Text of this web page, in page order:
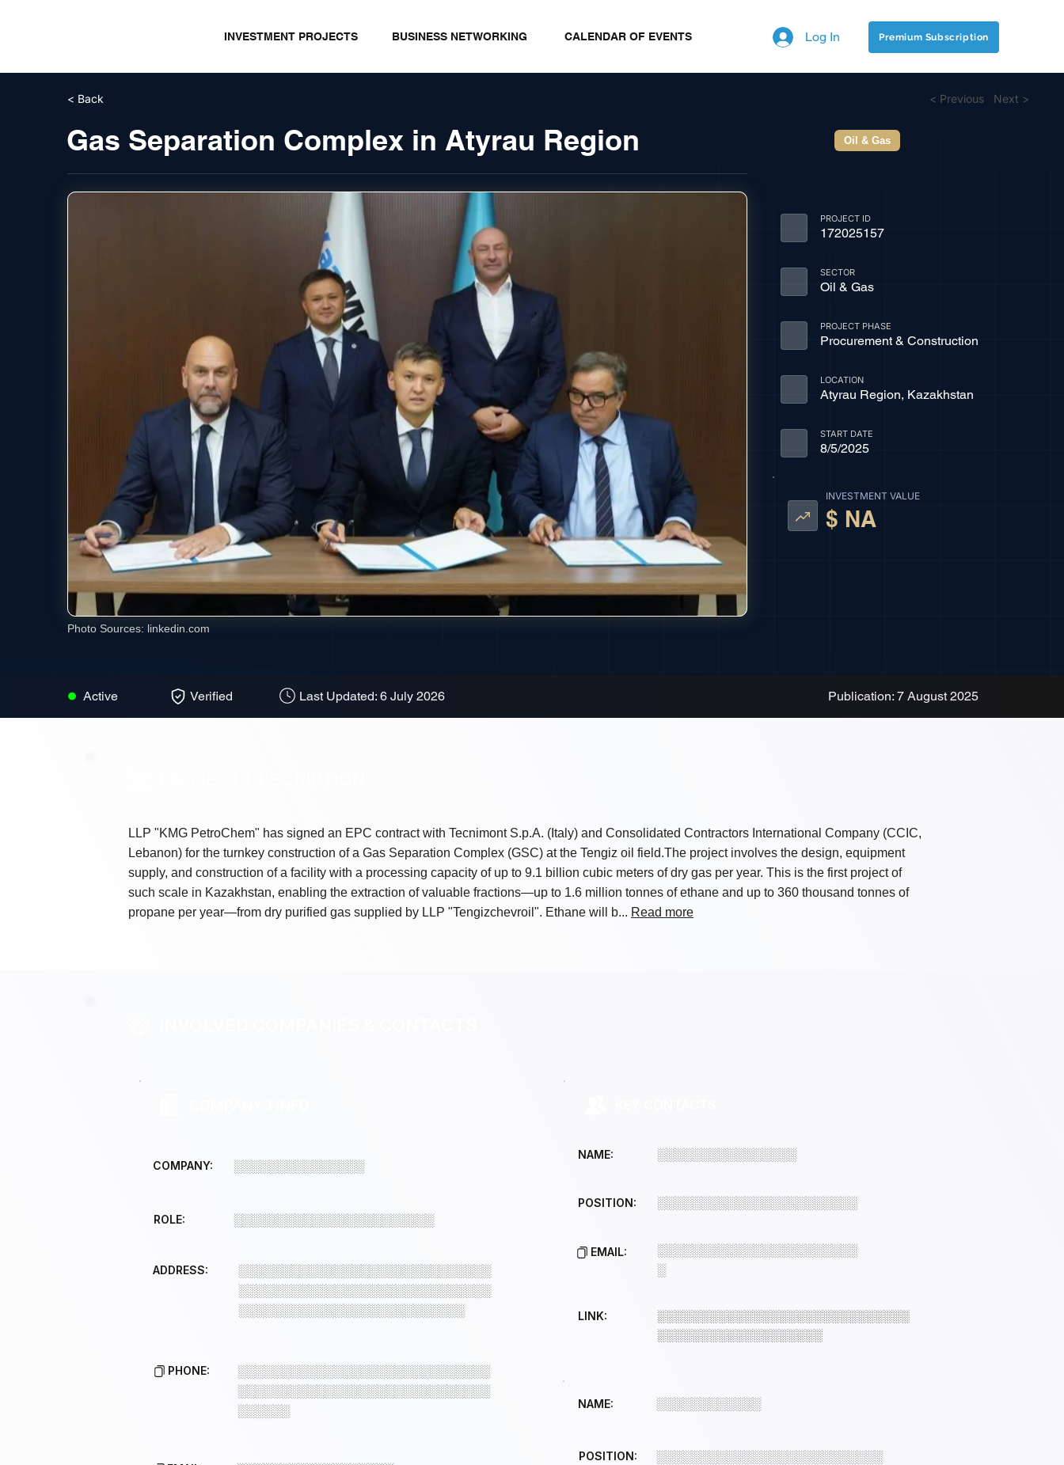
INVESTMENT PROJECTS BUSINESS NETWORKING CALENDAR OF EVENTS Log In Premium Subscription
< Back
Gas Separation Complex in Atyrau Region
< Previous Next >
Oil & Gas
Photo Sources: linkedin.com
PROJECT ID
172025157
SECTOR
Oil & Gas
PROJECT PHASE
Procurement & Construction
LOCATION
Atyrau Region, Kazakhstan
START DATE
8/5/2025
INVESTMENT VALUE
$ NA
Active Verified Last Updated: 6 July 2026 Publication: 7 August 2025
LLP "KMG PetroChem" has signed an EPC contract with Tecnimont S.p.A. (Italy) and Consolidated Contractors International Company (CCIC,
Lebanon) for the turnkey construction of a Gas Separation Complex (GSC) at the Tengiz oil field.The project involves the design, equipment
supply, and construction of a facility with a processing capacity of up to 9.1 billion cubic meters of dry gas per year. This is the first project of
such scale in Kazakhstan, enabling the extraction of valuable fractions—up to 1.6 million tonnes of ethane and up to 360 thousand tonnes of
propane per year—from dry purified gas supplied by LLP "Tengizchevroil". Ethane will b... Read more
COMPANY: ░░░░░░░░░░░░░░░
ROLE: ░░░░░░░░░░░░░░░░░░░░░░░
ADDRESS:
░░░░░░░░░░░░░░░░░░░░░░░░░░░░░
░░░░░░░░░░░░░░░░░░░░░░░░░░░░░
░░░░░░░░░░░░░░░░░░░░░░░░░░
PHONE:
░░░░░░░░░░░░░░░░░░░░░░░░░░░░░
░░░░░░░░░░░░░░░░░░░░░░░░░░░░░
░░░░░░
NAME: ░░░░░░░░░░░░░░░░
POSITION: ░░░░░░░░░░░░░░░░░░░░░░░
EMAIL:
░░░░░░░░░░░░░░░░░░░░░░░
░
LINK:
░░░░░░░░░░░░░░░░░░░░░░░░░░░░░
░░░░░░░░░░░░░░░░░░░
NAME: ░░░░░░░░░░░░
POSITION:
░░░░░░░░░░░░░░░░░░░░░░░░░░